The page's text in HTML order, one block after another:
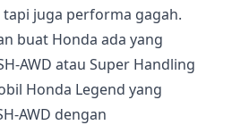
juga performa gagah.
buat Honda ada yang
AWD atau Super Handling
Honda Legend yang
AWD dengan